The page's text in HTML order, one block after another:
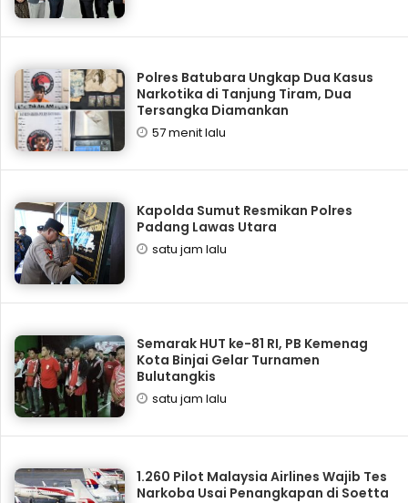
Polres Batubara Ungkap Dua Kasus
Narkotika di Tanjung Tiram, Dua
Tersangka Diamankan
57 menit lalu
Kapolda Sumut Resmikan Polres
Padang Lawas Utara
satu jam lalu
Semarak HUT ke-81 RI, PB Kemenag
Kota Binjai Gelar Turnamen
Bulutangkis
satu jam lalu
1.260 Pilot Malaysia Airlines Wajib Tes
Narkoba Usai Penangkapan di Soetta